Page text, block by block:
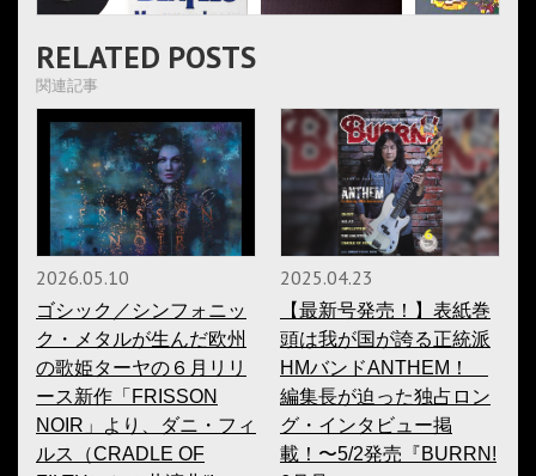
RELATED POSTS
関連記事
2026.05.10
ゴシック／シンフォニッ
ク・メタルが生んだ欧州
の歌姫ターヤの６月リリ
ース新作「FRISSON
NOIR」より、ダニ・フィ
ルス（CRADLE OF
2025.04.23
【最新号発売！】表紙巻
頭は我が国が誇る正統派
HMバンドANTHEM！
編集長が迫った独占ロン
グ・インタビュー掲
載！〜5/2発売『BURRN!